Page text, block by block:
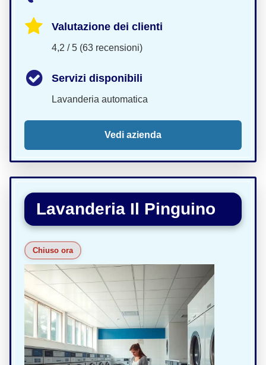
Valutazione dei clienti
4,2 / 5 (63 recensioni)
Servizi disponibili
Lavanderia automatica
Vedi azienda
Lavanderia Il Pinguino
Chiuso ora